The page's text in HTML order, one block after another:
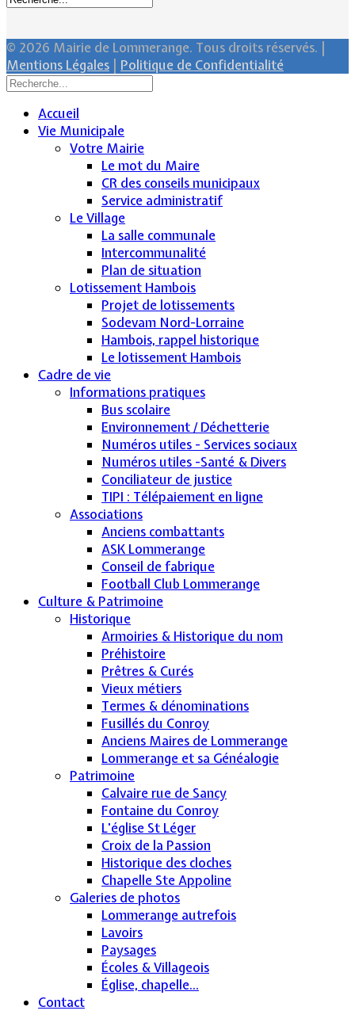
© 2026 Mairie de Lommerange. Tous droits réservés. |
Mentions Légales | Politique de Confidentialité
Accueil
Vie Municipale
Votre Mairie
Le mot du Maire
CR des conseils municipaux
Service administratif
Le Village
La salle communale
Intercommunalité
Plan de situation
Lotissement Hambois
Projet de lotissements
Sodevam Nord-Lorraine
Hambois, rappel historique
Le lotissement Hambois
Cadre de vie
Informations pratiques
Bus scolaire
Environnement / Déchetterie
Numéros utiles - Services sociaux
Numéros utiles -Santé & Divers
Conciliateur de justice
TIPI : Télépaiement en ligne
Associations
Anciens combattants
ASK Lommerange
Conseil de fabrique
Football Club Lommerange
Culture & Patrimoine
Historique
Armoiries & Historique du nom
Préhistoire
Prêtres & Curés
Vieux métiers
Termes & dénominations
Fusillés du Conroy
Anciens Maires de Lommerange
Lommerange et sa Généalogie
Patrimoine
Calvaire rue de Sancy
Fontaine du Conroy
L'église St Léger
Croix de la Passion
Historique des cloches
Chapelle Ste Appoline
Galeries de photos
Lommerange autrefois
Lavoirs
Paysages
Écoles & Villageois
Église, chapelle...
Contact